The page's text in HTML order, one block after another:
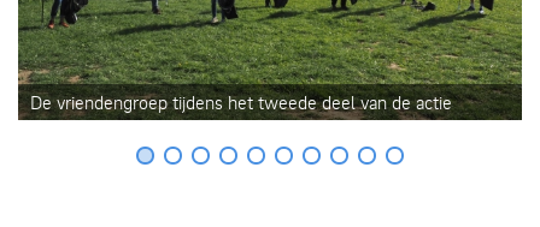
De vriendengroep tijdens het tweede deel van de actie